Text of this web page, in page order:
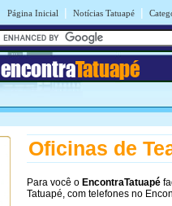
Página Inicial | Notícias Tatuapé |
encontraTatuapé
Oficinas de
Para você o EncontraTatuapé
Tatuapé, com telefones no